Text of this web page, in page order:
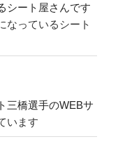
シート屋さんです
なっているシート
三橋選手のWEBサ
います